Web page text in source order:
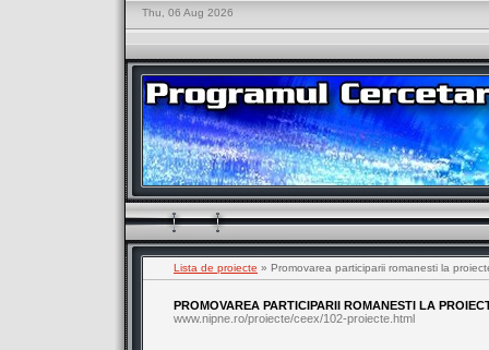
Thu, 06 Aug 2026
Lista de proiecte » Promovarea participarii romanesti la
PROMOVAREA PARTICIPARII ROMANESTI LA
www.nipne.ro/proiecte/ceex/102-proiecte.html